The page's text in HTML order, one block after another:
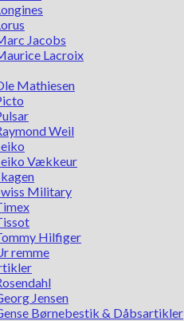
Jacobs
Lacroix
Mathiesen
Weil
Vækkeur
Military
Hilfiger
remme
Jensen
Børnebestik & Dåbsartikler